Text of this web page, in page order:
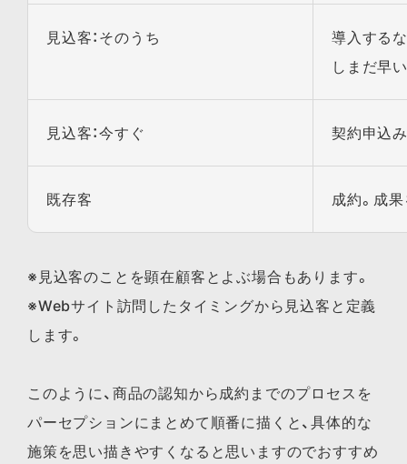
見込客：そのうち
導入する
しまだ早
見込客：今すぐ 契約申込み
既存客 成約。成
※見込客のことを顕在顧客とよぶ場合もあります。
※Webサイト訪問したタイミングから見込客と定義
します。
このように、商品の認知から成約までのプロセスを
パーセプションにまとめて順番に描くと、具体的な
施策を思い描きやすくなると思いますのでおすすめ